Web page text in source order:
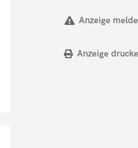
Anzeige
Anzeige